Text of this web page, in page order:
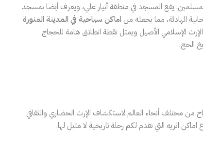
المسلمين. يقع المسجد في منطقة أبيار علي، ويعرف أيضا بمسجد
الهادئة، مما يجعله من اماكن سياحية في المدينة المنورة
الإسلامي الأصيل ويمثل نقطة انطلاق هامة للحجاج
الحج.
من مختلف أنحاء العالم لاستكشاف الإرث الحضاري والثقافي
اثريه التي تقدم لكم رحلة تاريخية لا مثيل لها.